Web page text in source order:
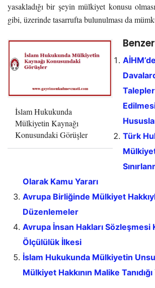
yasakladığı bir şeyin mülkiyet konusu
gibi, üzerinde tasarrufta bulunulması da
İslam Hukukunda
Mülkiyetin Kaynağı
Konusundaki Görüşler
Türk
Olarak Kamu Yararı
Avrupa Birliğinde Mülkiyet
Düzenlemeler
Avrupa İnsan Hakları Sözleşmesi
Ölçülülük İlkesi
İslam Hukukunda Mülkiyetin
Mülkiyet Hakkının Malike